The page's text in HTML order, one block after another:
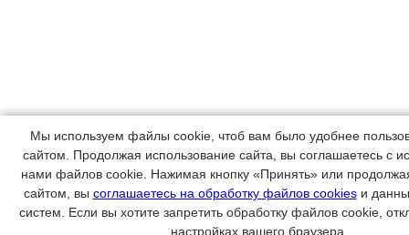
Мы используем файлы cookie, чтоб вам было удобнее
сайтом. Продолжая использование сайта, вы соглашаетесь с
нами файлов cookie. Нажимая кнопку «Принять» или
сайтом, вы соглашаетесь на обработку файлов cookiesи
систем. Если вы хотите запретить обработку файлов cookie,
настройках вашего браузера.